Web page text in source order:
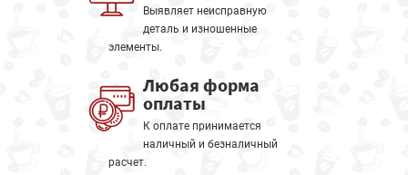
Выявляет неисправную
деталь и изношенные
элементы.
Любая форма
оплаты
К оплате принимается
наличный и безналичный
расчет.